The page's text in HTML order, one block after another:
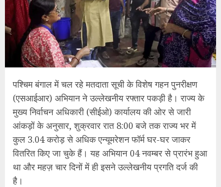
पश्चिम बंगाल में चल रहे मतदाता सूची के विशेष गहन पुनरीक्षण
(एसआईआर) अभियान ने उल्लेखनीय रफ्तार पकड़ी है। राज्य के
मुख्य निर्वाचन अधिकारी (सीईओ) कार्यालय की ओर से जारी
आंकड़ों के अनुसार, शुक्रवार रात 8:00 बजे तक राज्य भर में
कुल 3.04 करोड़ से अधिक एन्यूमरेशन फॉर्म घर-घर जाकर
वितरित किए जा चुके हैं। यह अभियान 04 नवम्बर से प्रारंभ हुआ
था और महज़ चार दिनों में ही इसने उल्लेखनीय प्रगति दर्ज की
है।